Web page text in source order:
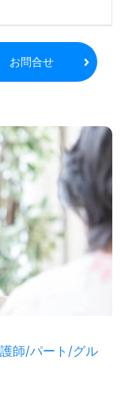
お問合せ
師/パート/グル